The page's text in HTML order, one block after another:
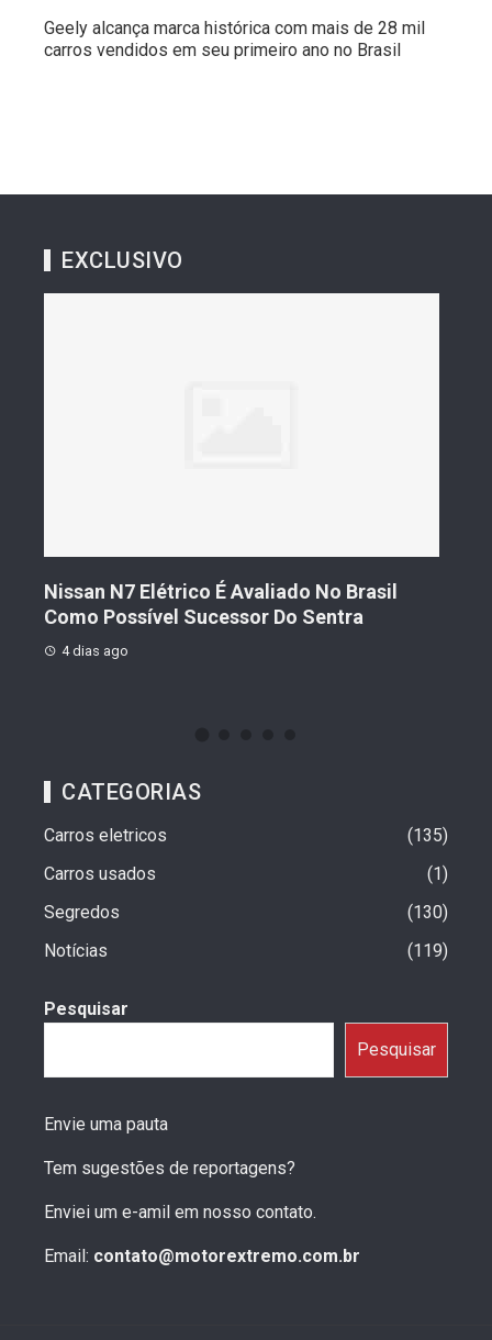
Geely alcança marca histórica com mais de 28 mil
carros vendidos em seu primeiro ano no Brasil
EXCLUSIVO
Nissan N7 Elétrico É Avaliado No Brasil
Como Possível Sucessor Do Sentra
4 dias ago
CATEGORIAS
Carros eletricos
135
Carros usados
1
Segredos
130
Notícias
119
Pesquisar
Pesquisar
Envie uma pauta
Tem sugestões de reportagens?
Enviei um e-amil em nosso contato.
Email: contato@motorextremo.com.br